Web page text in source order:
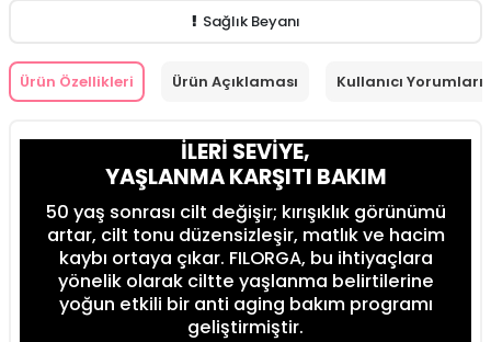
Sağlık Beyanı
Ürün Özellikleri Ürün Açıklaması Kullanıcı Yorumları
İLERİ SEVİYE,
YAŞLANMA KARŞITI BAKIM
50 yaş sonrası cilt değişir; kırışıklık görünümü
artar, cilt tonu düzensizleşir, matlık ve hacim
kaybı ortaya çıkar. FILORGA, bu ihtiyaçlara
yönelik olarak ciltte yaşlanma belirtilerine
yoğun etkili bir anti aging bakım programı
geliştirmiştir.